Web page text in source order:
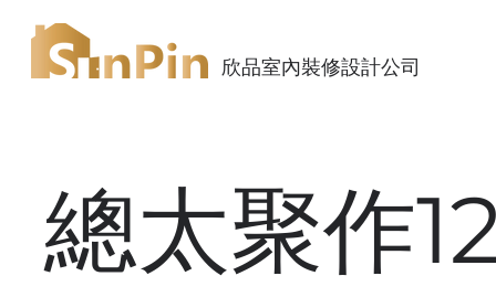
欣品室內裝修設計公司
總太聚作